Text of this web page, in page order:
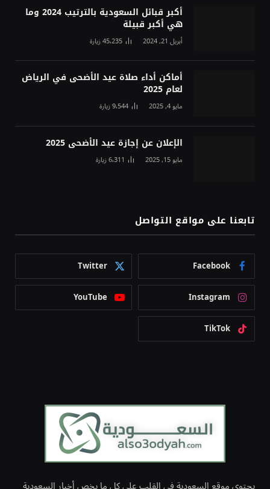
أكبر قبائل السعودية بالترتيب 2024 وما
هي أكبر قبيلة
أبريل 21, 2024 45٬235زيارة
أماكن أداء صلاة عيد الأضحى في الرياض
لعام 2025
مايو 4, 2025 9٬544زيارة
الإعلان عن إجازة عيد الأضحى 2025
مايو 15, 2025 6٬311زيارة
تابعنا على مواقع التواصل
Facebook
Twitter
Instagram
YouTube
TikTok